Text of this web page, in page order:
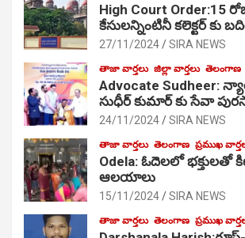
High Court Order:15
కేసులన్నింటినీ కలెక్టర్ కు
27/11/2024 SIRA NEWS
తాజా వార్తలు జిల్లా వార్తలు తెలంగాణ
Advocate Sudheer:
సుధీర్ కుమార్ కు సేవా
24/11/2024 SIRA NEWS
తాజా వార్తలు తెలంగాణ ప్రముఖ
Odela: ఓదెల‌లో భక్తులతో
ఆల‌యాలు
15/11/2024 SIRA NEWS
తాజా వార్తలు తెలంగాణ ప్రముఖ